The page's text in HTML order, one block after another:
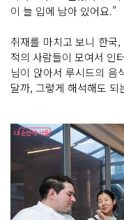
이 늘 입에 남아 있어요.”
취재를 마치고 보니 한국
적의 사람들이 모여서 인
님이 앉아서 루시드의 음
달까, 그렇게 해석해도 되